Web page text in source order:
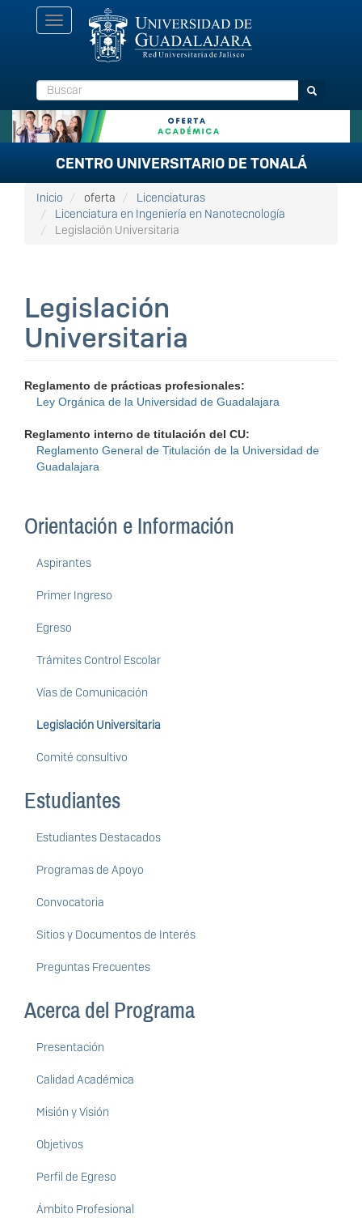
Toggle
navigation
Buscar Buscar
CENTRO UNIVERSITARIO DE TONALÁ
Inicio oferta
Licenciaturas
Licenciatura en Ingeniería en Nanotecnología
Legislación Universitaria
Legislación
Universitaria
Reglamento de prácticas profesionales:
Ley Orgánica de la Universidad de Guadalajara
Reglamento interno de titulación del CU:
Reglamento General de Titulación de la Universidad de
Guadalajara
Orientación e Información
Aspirantes
Primer Ingreso
Egreso
Trámites Control Escolar
Vías de Comunicación
Legislación Universitaria
Comité consultivo
Estudiantes
Estudiantes Destacados
Programas de Apoyo
Convocatoria
Sitios y Documentos de Interés
Preguntas Frecuentes
Acerca del Programa
Presentación
Calidad Académica
Misión y Visión
Objetivos
Perfil de Egreso
Ámbito Profesional